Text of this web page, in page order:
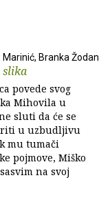
Branka Žodan
povede svog
Mihovila u
sluti da će se
u uzbudljivu
mu tumači
pojmove, Miško
na svoj